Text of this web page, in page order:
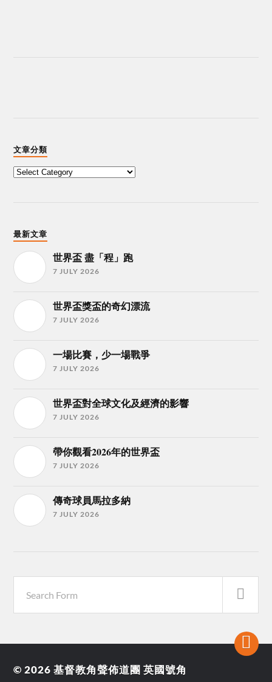
文章分類
最新文章
世界盃 盡「程」跑
7 JULY 2026
世界盃獎盃的奇幻漂流
7 JULY 2026
一場比賽，少一場戰爭
7 JULY 2026
世界盃對全球文化及經濟的影響
7 JULY 2026
帶你觀看2026年的世界盃
7 JULY 2026
傳奇球員馬拉多納
7 JULY 2026
© 2026基督教角聲佈道團 英國號角